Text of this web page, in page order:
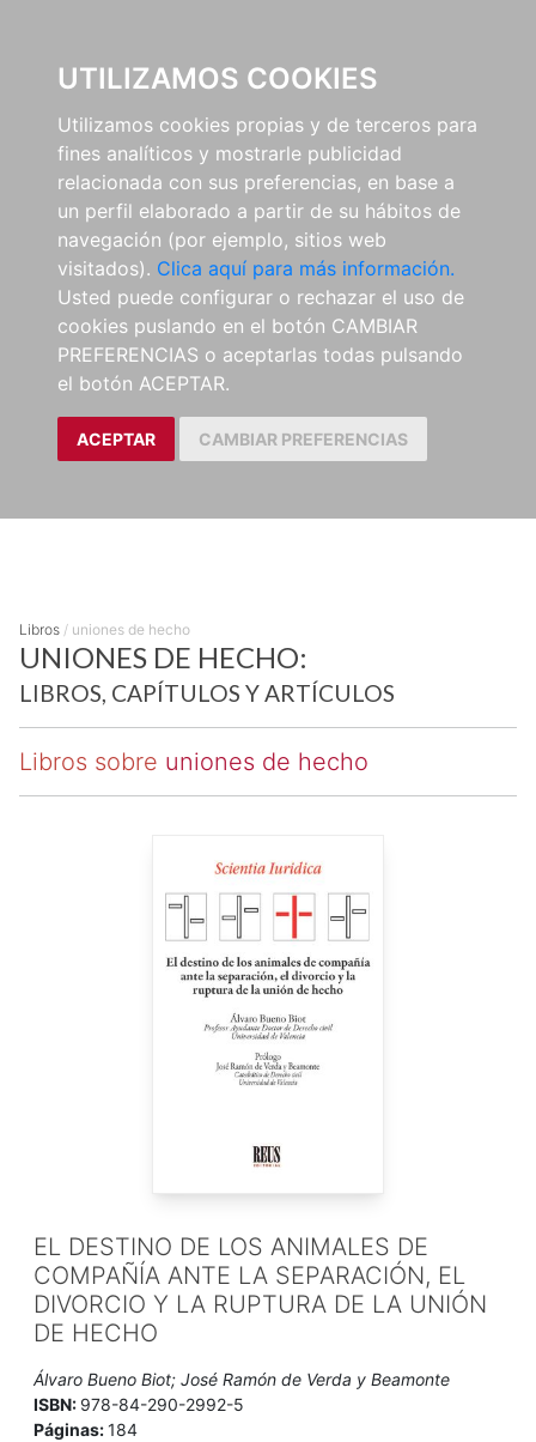
UTILIZAMOS COOKIES
Utilizamos cookies propias y de terceros para
fines analíticos y mostrarle publicidad
relacionada con sus preferencias, en base a
un perfil elaborado a partir de su hábitos de
navegación (por ejemplo, sitios web
visitados). Clica aquí para más información.
Usted puede configurar o rechazar el uso de
cookies puslando en el botón CAMBIAR
PREFERENCIAS o aceptarlas todas pulsando
el botón ACEPTAR.
ACEPTAR CAMBIAR PREFERENCIAS
Libros / uniones de hecho
UNIONES DE HECHO:
LIBROS, CAPÍTULOS Y ARTÍCULOS
Libros sobre uniones de hecho
EL DESTINO DE LOS ANIMALES DE
COMPAÑÍA ANTE LA SEPARACIÓN, EL
DIVORCIO Y LA RUPTURA DE LA UNIÓN
DE HECHO
Álvaro Bueno Biot; José Ramón de Verda y Beamonte
ISBN: 978-84-290-2992-5
Páginas:184